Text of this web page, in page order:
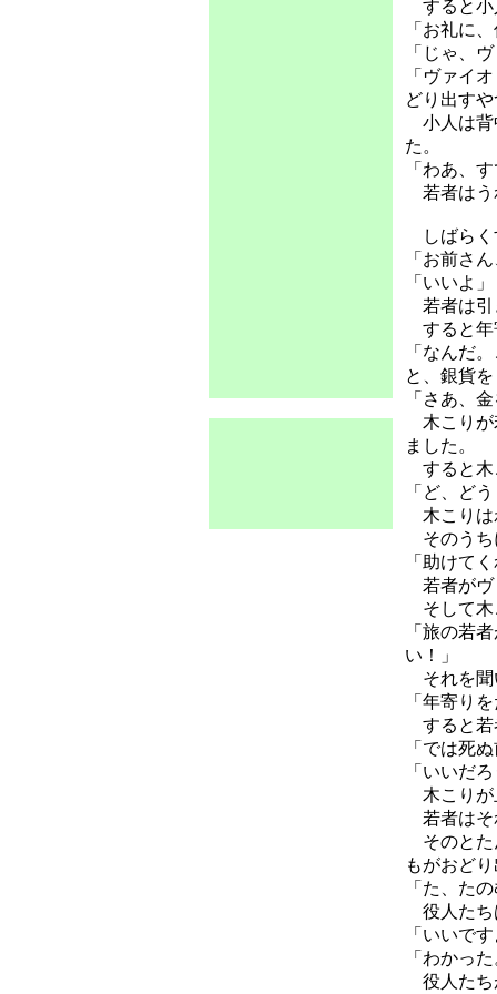
すると小
「お礼に
「じゃ、
「ヴァイ
どり出す
小人は背
た。
「わあ、
若者はう
しばらく
「お前さ
「いいよ」
若者は引
すると年
「なんだ
と、銀貨
「さあ、
木こりが
ました。
すると木
「ど、ど
木こりは
そのうち
「助けて
若者がヴ
そして木
「旅の若
い！」
それを聞
「年寄り
すると若
「では死
「いいだ
木こりが
若者はそ
そのとた
もがおど
「た、た
役人たち
「いいで
「わかっ
役人たち